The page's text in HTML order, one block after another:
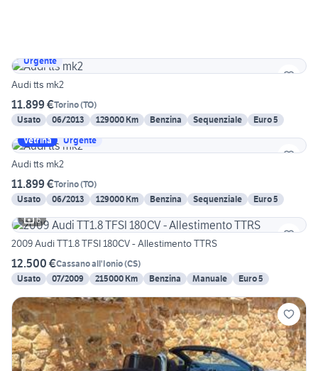
Urgente
Audi tts mk2
11.899 €Torino(TO)
Usato
06/2013 129000 Km Benzina Sequenziale
Euro 5
Vetrina
Urgente
Audi tts mk2
11.899 €Torino(TO)
Usato
06/2013 129000 Km Benzina Sequenziale
Euro 5
6
2009 Audi TT1.8 TFSI 180CV - Allestimento TTRS
12.500 €Cassano all'Ionio(CS)
Usato
07/2009 215000 Km Benzina Manuale Euro 5